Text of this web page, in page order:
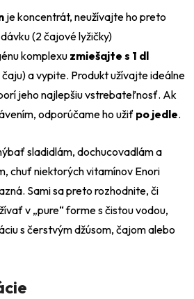
je koncentrát, neužívajte ho preto
(2 čajové lyžičky)
komplexu zmiešajte s 1 dl
čaju) a vypite. Produkt užívajte ideálne
jeho najlepšiu vstrebateľnosť. Ak
odporúčame ho užiť po jedle.
sladidlám, dochucovadlám a
chuť niektorých vitamínov Enori
Sami sa preto rozhodnite, či
v „pure“ forme s čistou vodou,
s čerstvým džúsom, čajom alebo